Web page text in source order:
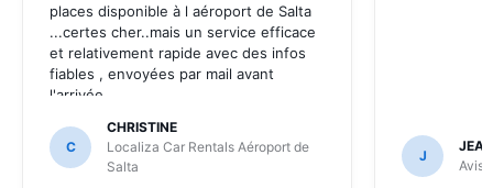
places disponible à l aéroport de Salta
...certes cher..mais un service efficace
et relativement rapide avec des infos
fiables , envoyées par mail avant
l'arrivée .
C
CHRISTINE
Localiza Car Rentals Aéroport de
Salta
J
Avis